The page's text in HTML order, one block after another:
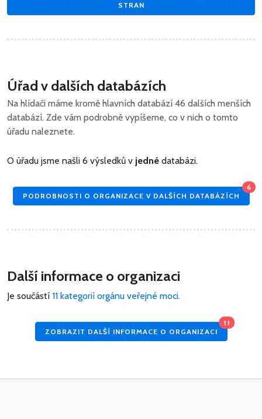
STRAN
Úřad v dalších databázích
Na hlídači máme kromě hlavních databází 46 dalších menších
databází. Zde vám podrobně vypíšeme, co v nich o tomto
úřadu naleznete.
O úřadu jsme našli 6 výsledků v jedné databázi.
PODROBNOSTI O ORGANIZACE V DALŠÍCH DATABÁZÍCH
6
Další informace o organizaci
Je součástí 11 kategorií orgánu veřejné moci.
ZOBRAZIT DALŠÍ INFORMACE O ORGANIZACI
11